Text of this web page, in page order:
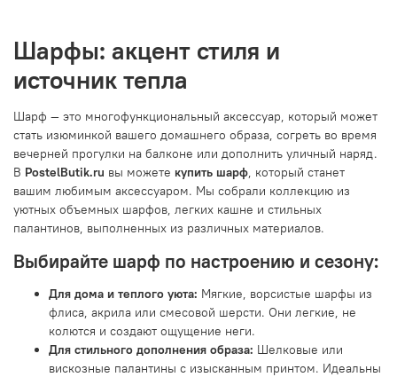
Шарфы: акцент стиля и
источник тепла
Шарф — это многофункциональный аксессуар, который может
стать изюминкой вашего домашнего образа, согреть во время
вечерней прогулки на балконе или дополнить уличный наряд.
В PostelButik.ru вы можете купить шарф, который станет
вашим любимым аксессуаром. Мы собрали коллекцию из
уютных объемных шарфов, легких кашне и стильных
палантинов, выполненных из различных материалов.
Выбирайте шарф по настроению и сезону:
Для дома и теплого уюта: Мягкие, ворсистые шарфы из
флиса, акрила или смесовой шерсти. Они легкие, не
колются и создают ощущение неги.
Для стильного дополнения образа: Шелковые или
вискозные палантины с изысканным принтом. Идеальны